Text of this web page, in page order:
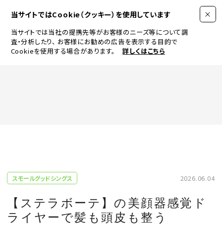
当サイトではCookie（クッキー）を使用しています
当サイトでは当社の提携先等がお客様のニーズ等について調
査・分析したり、 お客様にお勧めの広告を表示する目的で
Cookieを使用する場合があります。
詳しくはこちら
JEWELRY & WATCH
LIFESTYLE
スモールグッドシングス 2026.06.04
【ステラボーテ】の美顔器感覚ド
ライヤーで髪も頭皮も整う